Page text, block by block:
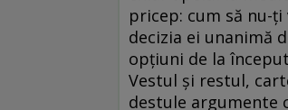
pricep: cum să nu-
decizia ei unanimă
opţiuni de la
Vestul şi restul,
destule argumente